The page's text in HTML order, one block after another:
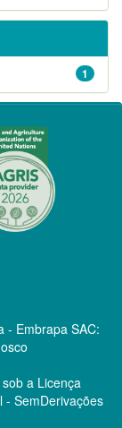
1
- Embrapa SAC:
a Licença
SemDerivações